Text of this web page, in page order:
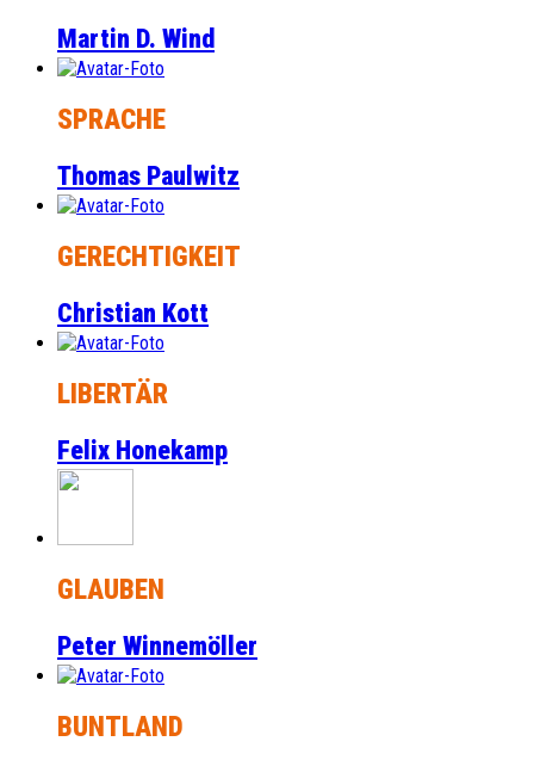
Martin D. Wind
SPRACHE
Thomas Paulwitz
GERECHTIGKEIT
Christian Kott
LIBERTÄR
Felix Honekamp
GLAUBEN
Peter Winnemöller
BUNTLAND